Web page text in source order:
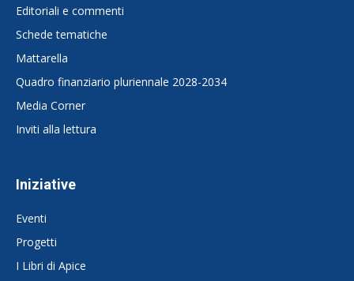
Editoriali e commenti
Schede tematiche
Mattarella
Quadro finanziario pluriennale 2028-2034
Media Corner
Inviti alla lettura
Iniziative
Eventi
Progetti
I Libri di Apice